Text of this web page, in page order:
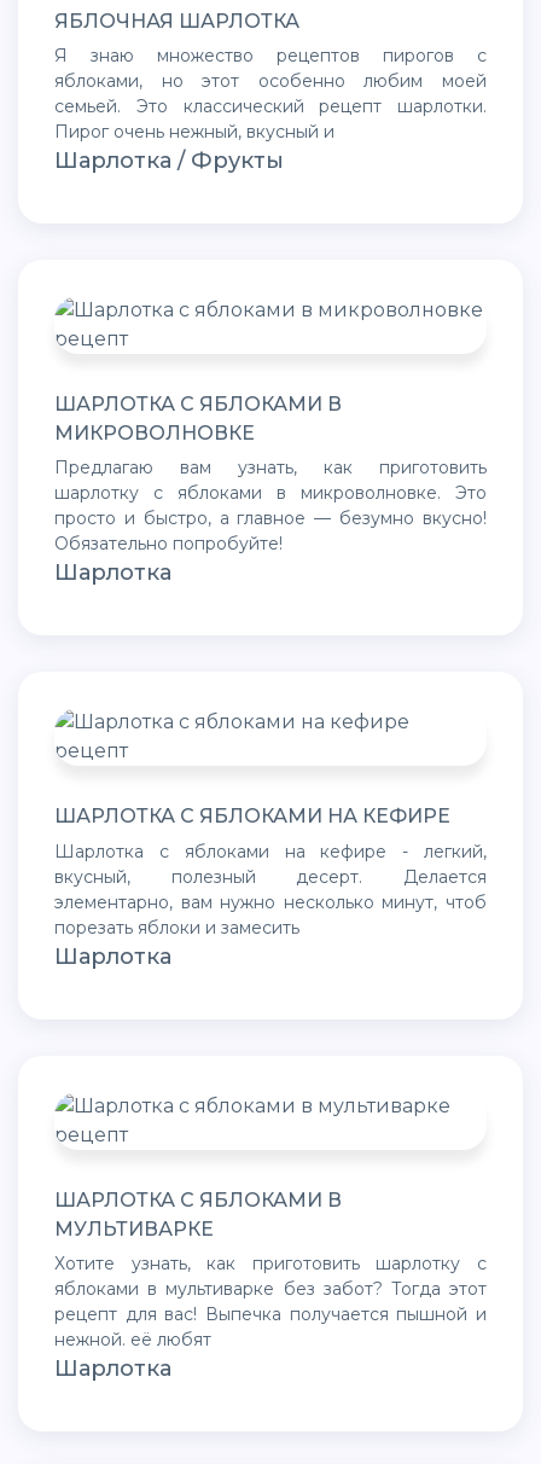
ЯБЛОЧНАЯ ШАРЛОТКА
Я знаю множество рецептов пирогов с
яблоками, но этот особенно любим моей
семьей. Это классический рецепт шарлотки.
Пирог очень нежный, вкусный и
Шарлотка / Фрукты
ШАРЛОТКА С ЯБЛОКАМИ В
МИКРОВОЛНОВКЕ
Предлагаю вам узнать, как приготовить
шарлотку с яблоками в микроволновке. Это
просто и быстро, а главное — безумно вкусно!
Обязательно попробуйте!
Шарлотка
ШАРЛОТКА С ЯБЛОКАМИ НА КЕФИРЕ
Шарлотка с яблоками на кефире - легкий,
вкусный, полезный десерт. Делается
элементарно, вам нужно несколько минут, чтоб
порезать яблоки и замесить
Шарлотка
ШАРЛОТКА С ЯБЛОКАМИ В
МУЛЬТИВАРКЕ
Хотите узнать, как приготовить шарлотку с
яблоками в мультиварке без забот? Тогда этот
рецепт для вас! Выпечка получается пышной и
нежной. её любят
Шарлотка